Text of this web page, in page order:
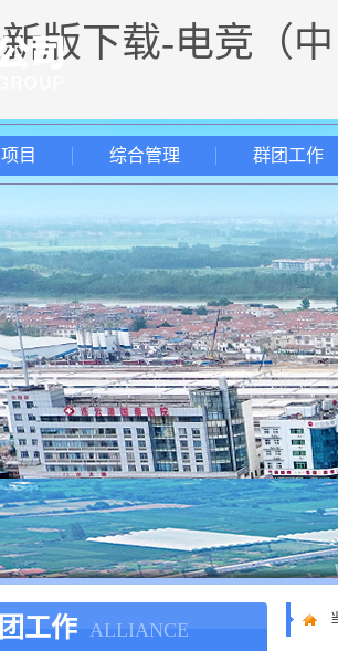
版下载-电竞（中
目 综合管理 群团工作
工作 ALLIANCE